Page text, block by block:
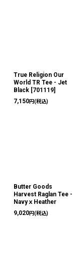
True Religion Our
World TR Tee - Jet
Black [701119]
7,150円(税込)
Butter Goods
Harvest Raglan Tee -
NavyｘHeather
9,020円(税込)